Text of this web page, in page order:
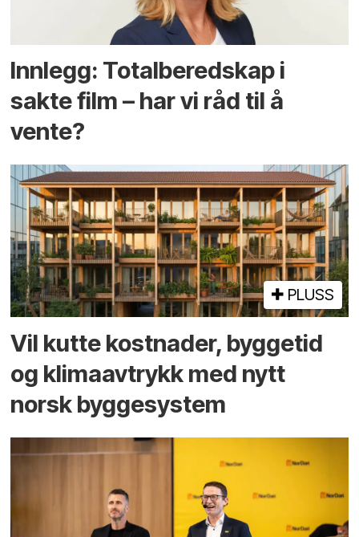
Innlegg: Totalberedskap i
sakte film – har vi råd til å
vente?
PLUSS
Vil kutte kostnader, byggetid
og klima­avtrykk med nytt
norsk bygge­system